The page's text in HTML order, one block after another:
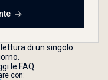
di un singolo
le FAQ
con: